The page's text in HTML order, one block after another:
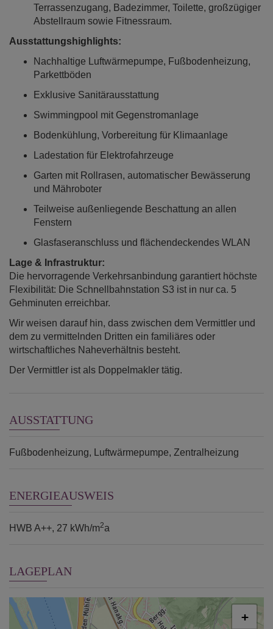
Terrassenzugang, Badezimmer, Toilette, großzügiger
Abstellraum sowie Fitnessraum.
Ausstattungshighlights:
Nachhaltige Luftwärmepumpe, Fußbodenheizung,
Parkettböden
Exklusive Sanitärausstattung
Swimmingpool mit Gegenstromanlage
Bodenkühlung, Vorbereitung für Klimaanlage
Ladestation für Elektrofahrzeuge
Garten mit Rollrasen, automatischer Bewässerung
und Mähroboter
Teilweise außenliegende Beschattung an allen
Fenstern
Glasfaseranschluss und flächendeckendes WLAN
Lage & Infrastruktur:
Die hervorragende Verkehrsanbindung garantiert höchste
Flexibilität: Die Schnellbahnstation S3 ist in nur ca. 5
Gehminuten erreichbar.
Wir weisen darauf hin, dass zwischen dem Vermittler und
dem zu vermittelnden Dritten ein familiäres oder
wirtschaftliches Naheverhältnis besteht.
Der Vermittler ist als Doppelmakler tätig.
AUSSTATTUNG
Fußbodenheizung Luftwärmepumpe Zentralheizung
ENERGIEAUSWEIS
HWB A++, 27 kWh/m2a
LAGEPLAN
+